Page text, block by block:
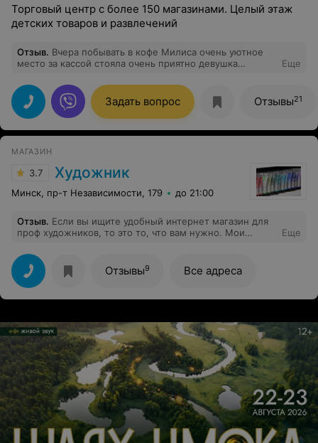
Торговый центр с более 150 магазинами. Целый этаж
детских товаров и развлечений
Отзыв. Вчера побывать в кофе Милиса очень уютное
место за кассой стояла очень приятно девушка
работает но всё было вкусно и салат который я
заказала и блинчики все подала вовремя. Хочу
отметить что молодец и мала осталась таких
вежливых и приятных людей. Молодцы я ещё раз
приду в замечательное место з друзьями.
Еще
Задать вопрос Отзывы21
МАГАЗИН
3.7 Художник
Минск, пр-т Независимости, 179 до 21:00
Отзыв. Если вы ищите удобный интернет магазин для
проф художников, то это то, что вам нужно. Мои
приятные.
Еще
Отзывы9 Все адреса